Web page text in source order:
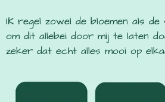
IK regel zowel de bloemen als de
om dit allebei door mij te laten
zeker dat echt alles mooi op